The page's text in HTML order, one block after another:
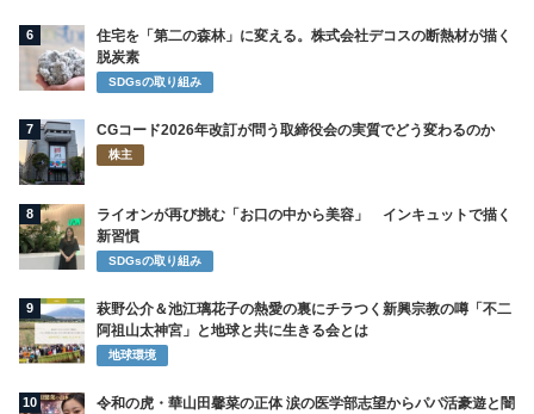
6
住宅を「第二の森林」に変える。株式会社デコスの断熱材が描く
脱炭素
SDGsの取り組み
7 CGコード2026年改訂が問う取締役会の実質でどう変わるのか
株主
8
ライオンが再び挑む「お口の中から美容」 インキュットで描く
新習慣
SDGsの取り組み
9
萩野公介＆池江璃花子の熱愛の裏にチラつく新興宗教の噂「不二
阿祖山太神宮」と地球と共に生きる会とは
地球環境
10
令和の虎・華山田馨菜の正体 涙の医学部志望からパパ活豪遊と闇